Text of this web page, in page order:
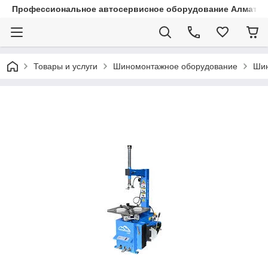
Профессиональное автосервисное оборудование Алматы
Товары и услуги Шиномонтажное оборудование